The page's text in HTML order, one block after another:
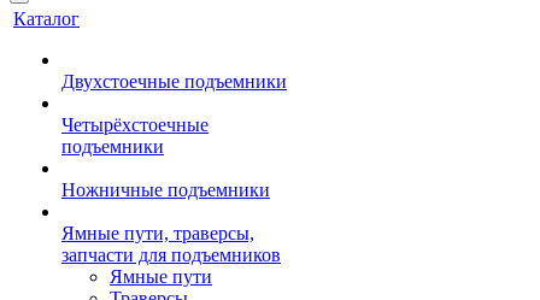
Каталог
Двухстоечные подъемники
Четырёхстоечные
подъемники
Ножничные подъемники
Ямные пути, траверсы,
запчасти для подъемников
Ямные пути